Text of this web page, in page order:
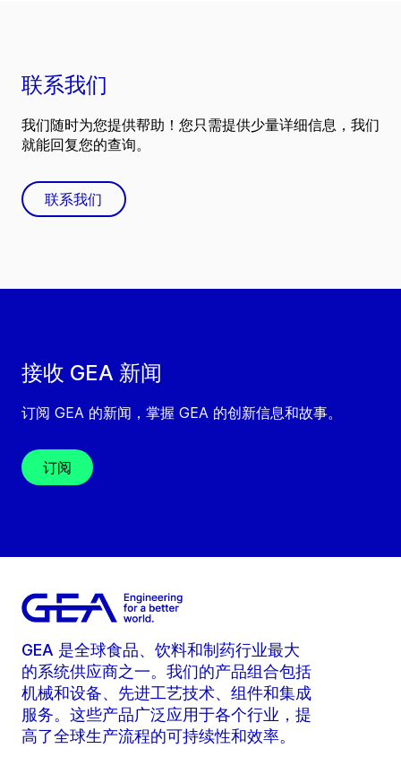
接收 GEA 新闻
订阅 GEA 的新闻，掌握 GEA 的创新信息和故事。
订阅
联系我们
我们随时为您提供帮助！您只需提供少量详细信息，我们
就能回复您的查询。
联系我们
GEA 是全球食品、饮料和制药行业最大
的系统供应商之一。我们的产品组合包括
机械和设备、先进工艺技术、组件和集成
服务。这些产品广泛应用于各个行业，提
高了全球生产流程的可持续性和效率。